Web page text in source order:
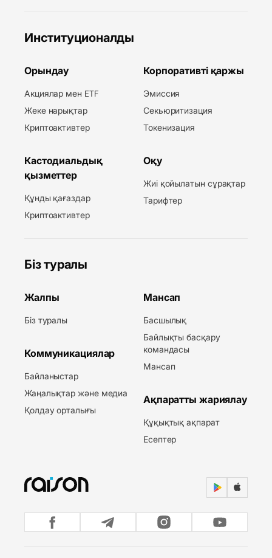
Институционалды
Орындау
Акциялар мен ETF
Жеке нарықтар
Криптоактивтер
Кастодиальдық
қызметтер
Құнды қағаздар
Криптоактивтер
Корпоративті қаржы
Эмиссия
Секьюритизация
Токенизация
Оқу
Жиі қойылатын сұрақтар
Тарифтер
Біз туралы
Жалпы
Біз туралы
Коммуникациялар
Байланыстар
Жаңалықтар және медиа
Қолдау орталығы
Мансап
Басшылық
Байлықты басқару
командасы
Мансап
Ақпаратты жариялау
Құқықтық ақпарат
Есептер